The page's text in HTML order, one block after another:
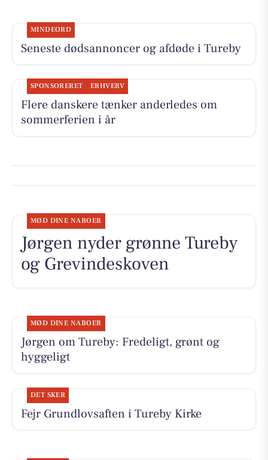
MINDEORD
Seneste dødsannoncer og afdøde i Tureby
SPONSORERET ERHVERV
Flere danskere tænker anderledes om
sommerferien i år
MØD DINE NABOER
Jørgen nyder grønne Tureby
og Grevindeskoven
MØD DINE NABOER
Jørgen om Tureby: Fredeligt, grønt og
hyggeligt
DET SKER
Fejr Grundlovsaften i Tureby Kirke